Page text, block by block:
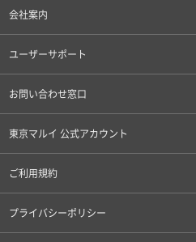
会社案内
ユーザーサポート
お問い合わせ窓口
東京マルイ 公式アカウント
ご利用規約
プライバシーポリシー